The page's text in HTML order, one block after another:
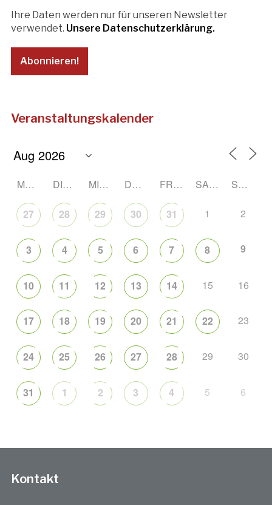
Ihre Daten werden nur für unseren Newsletter
verwendet. Unsere Datenschutzerklärung.
Veranstaltungskalender
MONTAG DIENSTAG MITTWOCH DONNERSTAG FREITAG SAMSTAG SONNTAG
27 28 29 30 31 1 2
3 4 5 6 7 8 9
10 11 12 13 14 15 16
17 18 19 20 21 22 23
24 25 26 27 28 29 30
31 1 2 3 4 5 6
Kontakt